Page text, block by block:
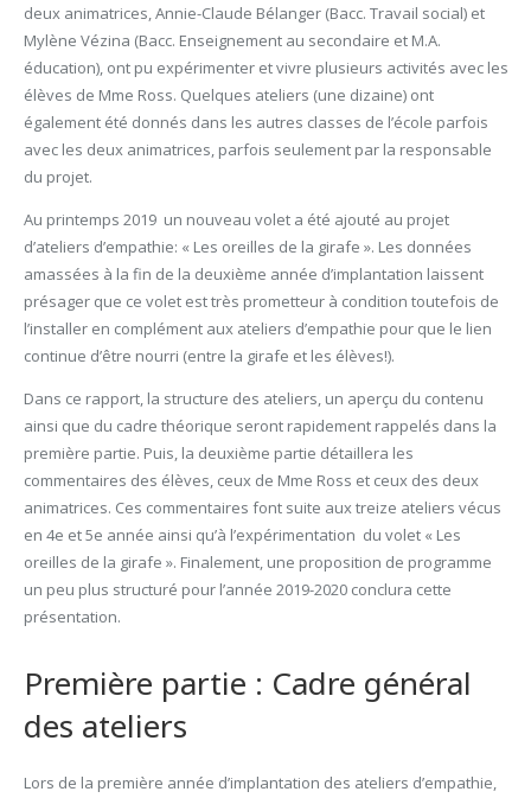
deux animatrices, Annie-Claude Bélanger (Bacc. Travail social) et
Mylène Vézina (Bacc. Enseignement au secondaire et M.A.
éducation), ont pu expérimenter et vivre plusieurs activités avec les
élèves de Mme Ross. Quelques ateliers (une dizaine) ont
également été donnés dans les autres classes de l’école parfois
avec les deux animatrices, parfois seulement par la responsable
du projet.
Au printemps 2019 un nouveau volet a été ajouté au projet
d’ateliers d’empathie: « Les oreilles de la girafe ». Les données
amassées à la fin de la deuxième année d’implantation laissent
présager que ce volet est très prometteur à condition toutefois de
l’installer en complément aux ateliers d’empathie pour que le lien
continue d’être nourri (entre la girafe et les élèves!).
Dans ce rapport, la structure des ateliers, un aperçu du contenu
ainsi que du cadre théorique seront rapidement rappelés dans la
première partie. Puis, la deuxième partie détaillera les
commentaires des élèves, ceux de Mme Ross et ceux des deux
animatrices. Ces commentaires font suite aux treize ateliers vécus
en 4e et 5e année ainsi qu’à l’expérimentation du volet « Les
oreilles de la girafe ». Finalement, une proposition de programme
un peu plus structuré pour l’année 2019-2020 conclura cette
présentation.
Première partie : Cadre général
des ateliers
Lors de la première année d’implantation des ateliers d’empathie,